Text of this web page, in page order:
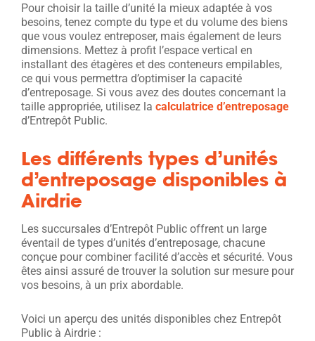
Pour choisir la taille d’unité la mieux adaptée à vos
besoins, tenez compte du type et du volume des biens
que vous voulez entreposer, mais également de leurs
dimensions. Mettez à profit l’espace vertical en
installant des étagères et des conteneurs empilables,
ce qui vous permettra d’optimiser la capacité
d’entreposage. Si vous avez des doutes concernant la
taille appropriée, utilisez la calculatrice d’entreposage
d’Entrepôt Public.
Les différents types d’unités
d’entreposage disponibles à
Airdrie
Les succursales d’Entrepôt Public offrent un large
éventail de types d’unités d’entreposage, chacune
conçue pour combiner facilité d’accès et sécurité. Vous
êtes ainsi assuré de trouver la solution sur mesure pour
vos besoins, à un prix abordable.
Voici un aperçu des unités disponibles chez Entrepôt
Public à Airdrie :